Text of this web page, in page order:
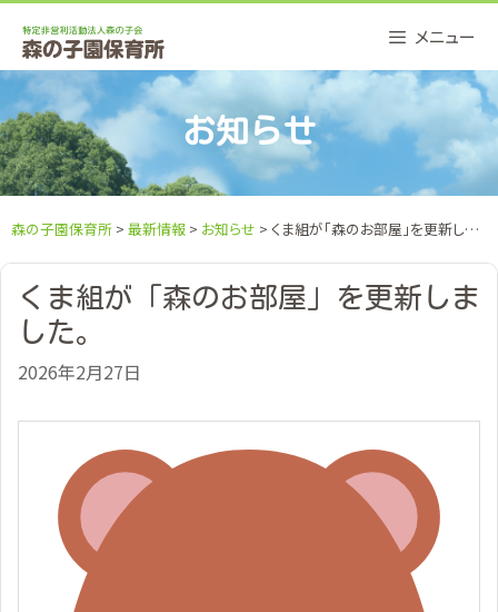
content
メニュー
お知らせ
森の子園保育所 > 最新情報 > お知らせ > くま組が「森のお部屋」を更新しました。
くま組が「森のお部屋」を更新しま
した。
2026年2月27日